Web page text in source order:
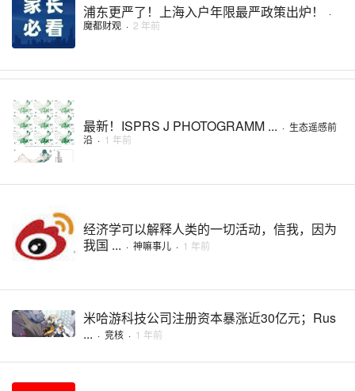
浦东更严了！上海入户年限最严政策出炉！
·
魔都财观 · 2 年前
最新！ISPRS J PHOTOGRAMM ... · 生态遥感前
沿 · 1 年前
经济学可以解释人类的一切活动，信我，因为
我国 ... · 神嘛事儿 · 1 年前
米哈游科技公司注册资本暴涨近30亿元；Rus
... · 竞核 · 1 年前